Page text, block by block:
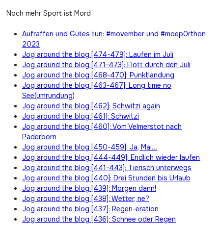
Noch mehr Sport ist Mord
Aufraffen und Gutes tun: #movember und #moep0rthon
2023
Jog around the blog [474-479]: Laufen im Juli
Jog around the blog [471-473]: Flott durch den Juli
Jog around the blog [468-470]: Punktlandung
Jog around the blog [463-467]: Long time no
See(umrundung)
Jog around the blog [462]: Schwitzi again
Jog around the blog [461]: Schwitzi
Jog around the blog [460]: Vom Velmerstot nach
Paderborn
Jog around the blog [450-459]: Ja, Mai…
Jog around the blog [444-449]: Endlich wieder laufen
Jog around the blog [441-443]: Tierisch unterwegs
Jog around the blog [440]: Drei Stunden bis Urlaub
Jog around the blog [439]: Morgen dann!
Jog around the blog [438]: Wetter, ne?
Jog around the blog [437]: Regen-eration
Jog around the blog [436]: Schnee oder Regen